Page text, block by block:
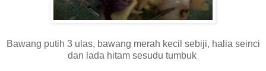
Bawang putih 3 ulas, bawang merah kecil sebiji, halia seinci
dan lada hitam sesudu tumbuk